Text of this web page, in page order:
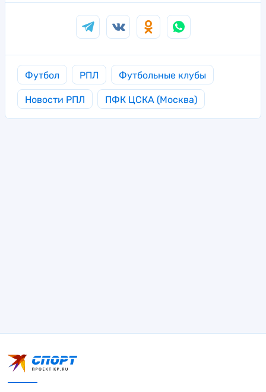
Футбол РПЛ Футбольные клубы
Новости РПЛ ПФК ЦСКА (Москва)